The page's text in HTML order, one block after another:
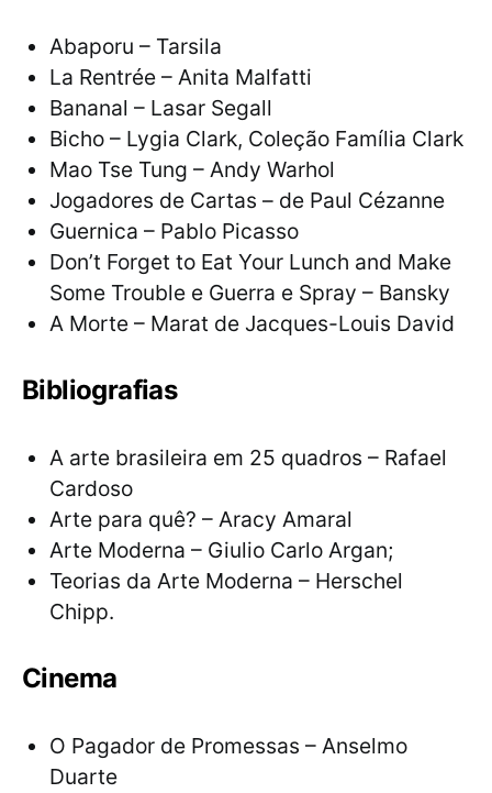
Abaporu – Tarsila
La Rentrée – Anita Malfatti
Bananal – Lasar Segall
Bicho – Lygia Clark, Coleção Família Clark
Mao Tse Tung – Andy Warhol
Jogadores de Cartas – de Paul Cézanne
Guernica – Pablo Picasso
Don’t Forget to Eat Your Lunch and Make
Some Trouble e Guerra e Spray – Bansky
A Morte – Marat de Jacques-Louis David
Bibliografias
A arte brasileira em 25 quadros – Rafael
Cardoso
Arte para quê? – Aracy Amaral
Arte Moderna – Giulio Carlo Argan;
Teorias da Arte Moderna – Herschel
Chipp.
Cinema
O Pagador de Promessas – Anselmo
Duarte